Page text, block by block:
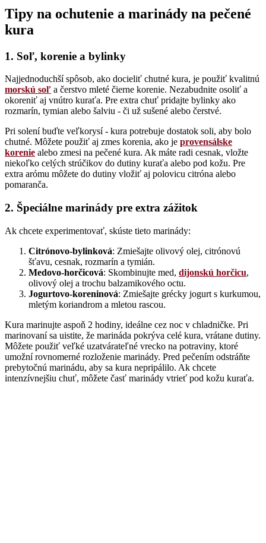
Tipy na ochutenie a marinády na pečené
kura
1. Soľ, korenie a bylinky
Najjednoduchší spôsob, ako docieliť chutné kura, je použiť kvalitnú
morskú soľ a čerstvo mleté čierne korenie. Nezabudnite osoliť a
okoreniť aj vnútro kuraťa. Pre extra chuť pridajte bylinky ako
rozmarín, tymian alebo šalviu - či už sušené alebo čerstvé.
Pri solení buďte veľkorysí - kura potrebuje dostatok soli, aby bolo
chutné. Môžete použiť aj zmes korenia, ako je provensálske
korenie alebo zmesi na pečené kura. Ak máte radi cesnak, vložte
niekoľko celých strúčikov do dutiny kuraťa alebo pod kožu. Pre
extra arómu môžete do dutiny vložiť aj polovicu citróna alebo
pomaranča.
2. Špeciálne marinády pre extra zážitok
Ak chcete experimentovať, skúste tieto marinády:
Citrónovo-bylinková: Zmiešajte olivový olej, citrónovú
šťavu, cesnak, rozmarín a tymián.
Medovo-horčicová: Skombinujte med, dijonskú horčicu,
olivový olej a trochu balzamikového octu.
Jogurtovo-koreninová: Zmiešajte grécky jogurt s kurkumou,
mletým koriandrom a mletou rascou.
Kura marinujte aspoň 2 hodiny, ideálne cez noc v chladničke. Pri
marinovaní sa uistite, že marináda pokrýva celé kura, vrátane dutiny.
Môžete použiť veľké uzatvárateľné vrecko na potraviny, ktoré
umožní rovnomerné rozloženie marinády. Pred pečením odstráňte
prebytočnú marinádu, aby sa kura nepripálilo. Ak chcete
intenzívnejšiu chuť, môžete časť marinády vtrieť pod kožu kuraťa.